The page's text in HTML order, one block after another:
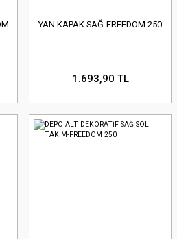
YAN KAPAK SAĞ-FREEDOM 250
1.693,90 TL